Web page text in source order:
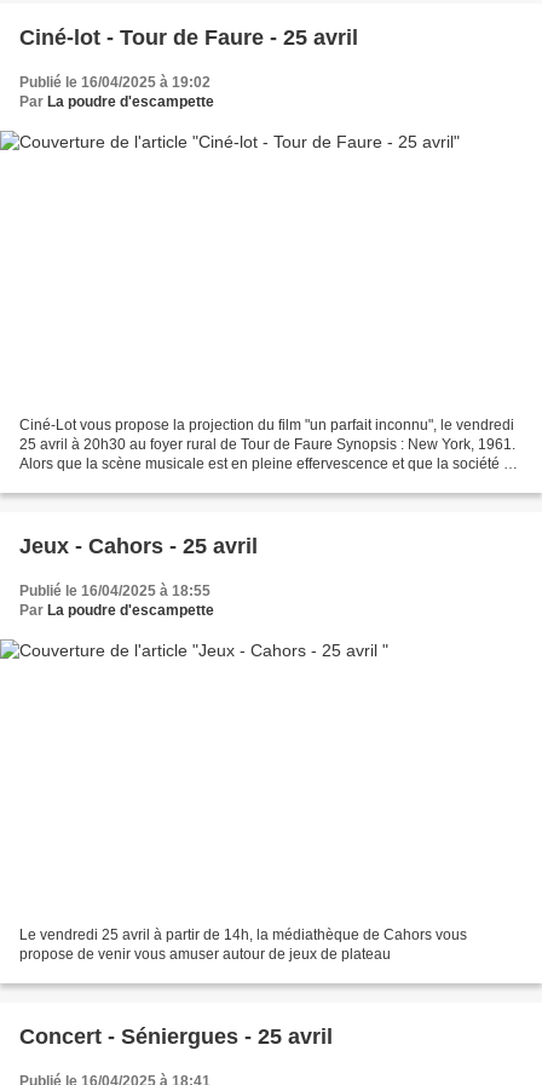
Ciné-lot - Tour de Faure - 25 avril
Publié le 16/04/2025 à 19:02
Par La poudre d'escampette
Ciné-Lot vous propose la projection du film "un parfait inconnu", le vendredi
25 avril à 20h30 au foyer rural de Tour de Faure Synopsis : New York, 1961.
Alors que la scène musicale est en pleine effervescence et que la société est
Jeux - Cahors - 25 avril
Publié le 16/04/2025 à 18:55
Par La poudre d'escampette
Le vendredi 25 avril à partir de 14h, la médiathèque de Cahors vous
propose de venir vous amuser autour de jeux de plateau
Concert - Séniergues - 25 avril
Publié le 16/04/2025 à 18:41